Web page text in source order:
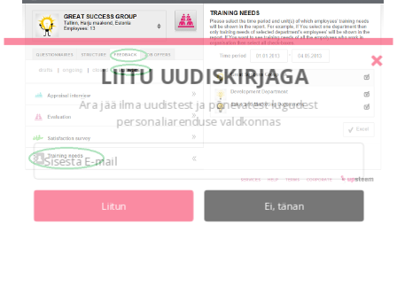
LIITU UUDISKIRJAGA
Ära jää ilma uudistest ja põnevatest lugudest
personaliarenduse valdkonnas
Ei, tänan
Liitun